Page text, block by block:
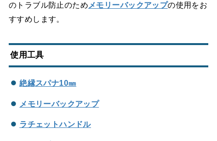
のトラブル防止のため メモリーバックアップの使用をお
すすめします。
使用工具
絶縁スパナ10㎜
メモリーバックアップ
ラチェットハンドル